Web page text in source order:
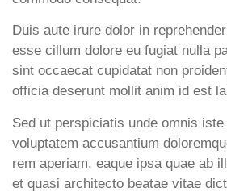
Duis aute irure dolor in
esse cillum dolore eu fugiat nulla
sint occaecat cupidatat non
officia deserunt mollit anim id est
Sed ut perspiciatis unde omnis
voluptatem accusantium
rem aperiam, eaque ipsa quae ab
et quasi architecto beatae vitae